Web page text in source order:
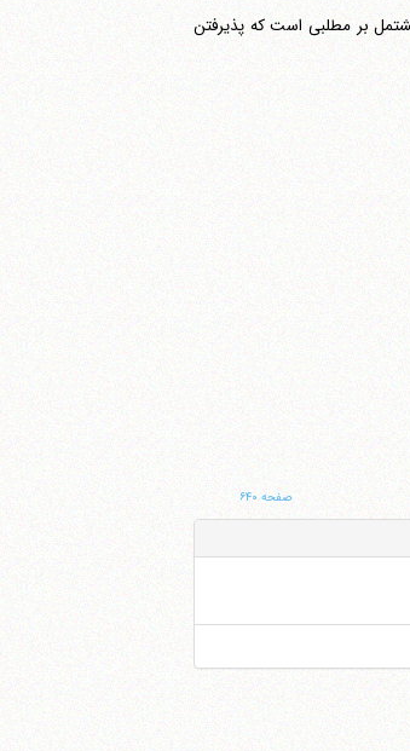
اند. (بحار، ج 42، ص 88) هرچند این حدیث مشتمل بر مطلبی است که پذیرفتن
صفحه ۶۴۰